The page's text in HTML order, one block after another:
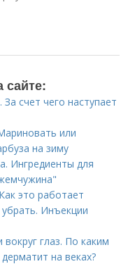
сайте:
счет чего наступает
или
на зиму
Ингредиенты для
это работает
Инъекции
глаз. По каким
на веках?